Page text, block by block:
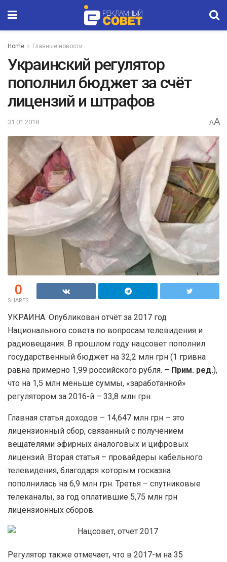
Home Главные новости
Украинский регулятор
пополнил бюджет за счёт
лицензий и штрафов
31.01.2018 AA
0
SHARES
УКРАИНА. Опубликован отчёт за 2017 год
Национального совета по вопросам телевидения и
радиовещания. В прошлом году нацсовет пополнил
государственный бюджет на 32,2 млн грн (1 гривна
равна примерно 1,99 российского рубля. – Прим. ред.),
что на 1,5 млн меньше суммы, «заработанной»
регулятором за 2016-й – 33,8 млн грн.
Главная статья доходов – 14,647 млн грн – это
лицензионный сбор, связанный с получением
вещателями эфирных аналоговых и цифровых
лицензий. Вторая статья – провайдеры кабельного
телевидения, благодаря которым госказна
пополнилась на 6,9 млн грн. Третья – спутниковые
телеканалы, за год оплатившие 5,75 млн грн
лицензионных сборов.
Регулятор также отмечает, что в 2017-м на 35